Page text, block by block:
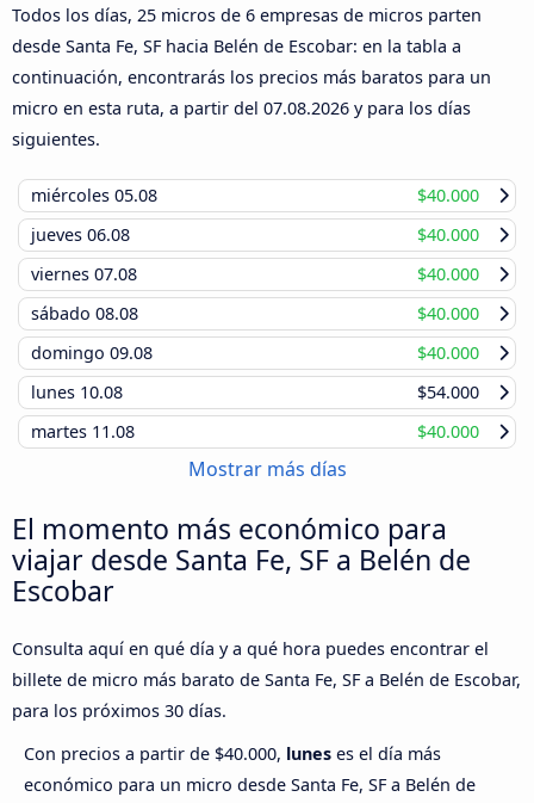
Todos los días, 25 micros de 6 empresas de micros parten
desde Santa Fe, SF hacia Belén de Escobar: en la tabla a
continuación, encontrarás los precios más baratos para un
micro en esta ruta, a partir del 07.08.2026 y para los días
siguientes.
miércoles 05.08
$40.000
jueves 06.08
$40.000
viernes 07.08
$40.000
sábado 08.08
$40.000
domingo 09.08
$40.000
lunes 10.08
$54.000
martes 11.08 $40.000
Mostrar más días
El momento más económico para
viajar desde Santa Fe, SF a Belén de
Escobar
Consulta aquí en qué día y a qué hora puedes encontrar el
billete de micro más barato de Santa Fe, SF a Belén de Escobar,
para los próximos 30 días.
Con precios a partir de $40.000, lunes es el día más
económico para un micro desde Santa Fe, SF a Belén de